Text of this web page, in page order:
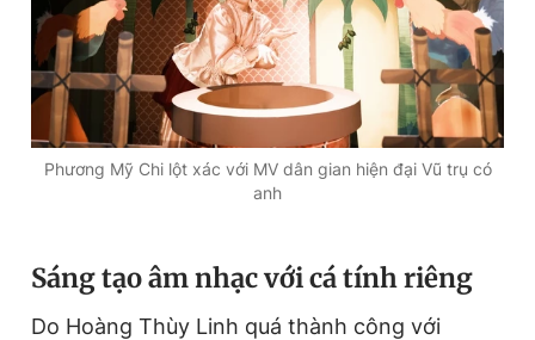
Phương Mỹ Chi lột xác với MV dân gian hiện đại Vũ trụ có
anh
Sáng tạo âm nhạc với cá tính riêng
Do Hoàng Thùy Linh quá thành công với